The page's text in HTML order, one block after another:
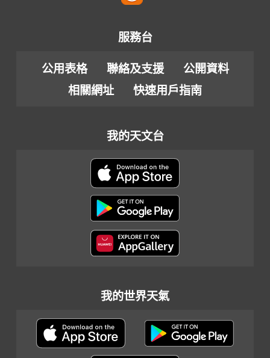
服務台
公用表格 聯絡及支援
公開資料
相關網址
快速用戶指南
我的天文台
我的世界天氣